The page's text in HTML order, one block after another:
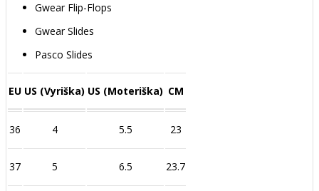
Gwear Flip-Flops
Gwear Slides
Pasco Slides
EU US (Vyriška) US (Moteriška) CM
36 4 5.5 23
37 5 6.5 23.7